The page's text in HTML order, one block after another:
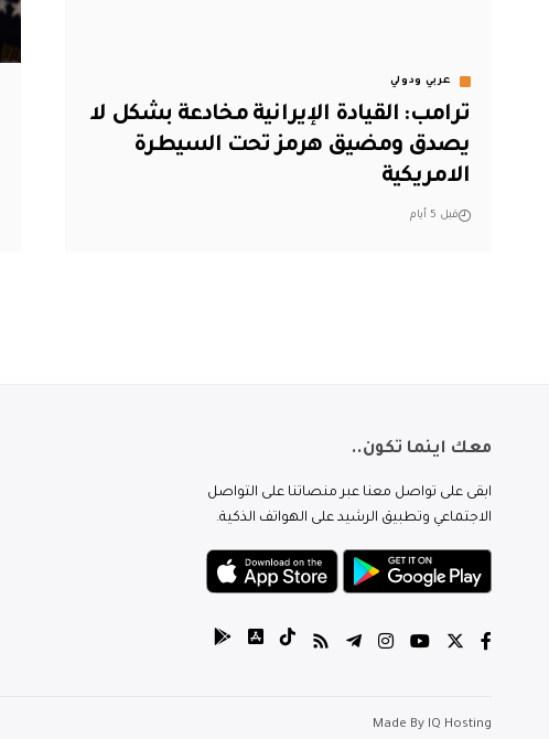
عربي ودولي
ترامب: القيادة الإيرانية مخادعة بشكل لا
يصدق ومضيق هرمز تحت السيطرة
الامريكية
قبل 5 أيام
معك اينما تكون..
ابقى على تواصل معنا عبر منصاتنا على التواصل
الاجتماعي وتطبيق الرشيد على الهواتف الذكية.
Made By IQ Hosting